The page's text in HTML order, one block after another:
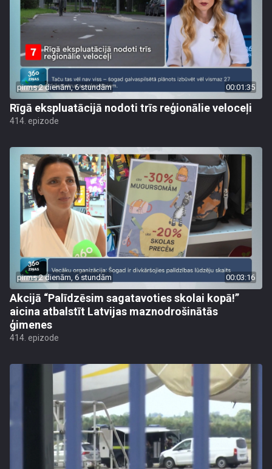
pirms 2 dienām, 6 stundām 00:01:35
Rīgā ekspluatācijā nodoti trīs reģionālie veloceļi
414. epizode
pirms 2 dienām, 6 stundām 00:03:16
Akcijā “Palīdzēsim sagatavoties skolai kopā!”
aicina atbalstīt Latvijas maznodrošinātās
ģimenes
414. epizode